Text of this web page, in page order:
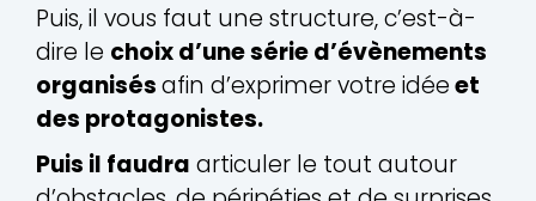
Puis, il vous faut une structure, c’est-à-
dire le choix d’une série d’évènements
organisésafin d’exprimer votre idéeet
des protagonistes.
Puis il faudra articuler le tout autour